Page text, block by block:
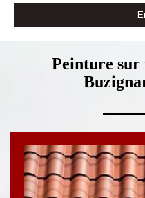
Peinture